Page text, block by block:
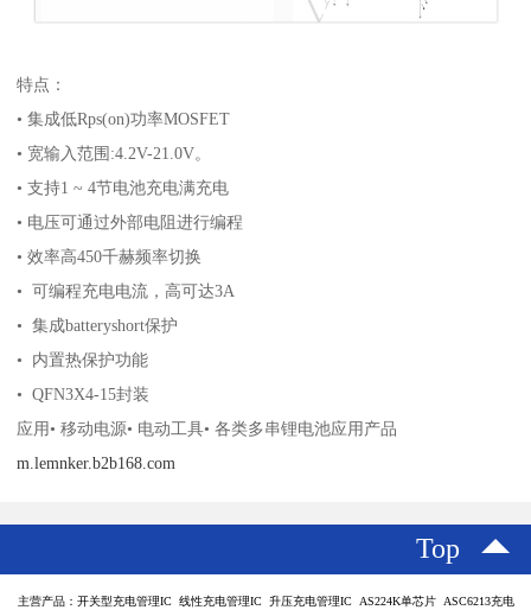
特点：
• 集成低Rps(on)功率MOSFET
• 宽输入范围:4.2V-21.0V。
• 支持1 ~ 4节电池充电满充电
• 电压可通过外部电阻进行编程
• 效率高450千赫频率切换
• 可编程充电电流，高可达3A
• 集成batteryshort保护
• 内置热保护功能
• QFN3X4-15封装
应用• 移动电源• 电动工具• 各类多串锂电池应用产品
m.lemnker.b2b168.com
Top
主营产品：开关型充电管理IC 线性充电管理IC 升压充电管理IC AS224K单芯片 ASC6213充电